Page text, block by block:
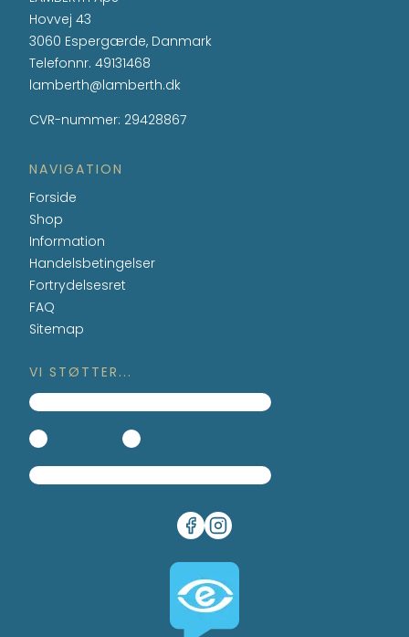
Hovvej 43
3060 Espergærde, Danmark
Telefonnr.49131468
lamberth@lamberth.dk
CVR-nummer: 29428867
NAVIGATION
Forside
Shop
Information
Handelsbetingelser
Fortrydelsesret
FAQ
Sitemap
VI STØTTER...